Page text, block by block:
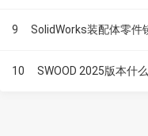
9 SolidWorks装配体零件
10 SWOOD 2025版本什